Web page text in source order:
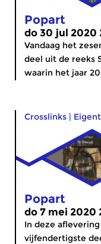
Popart
do 30 jul 2020
Vandaag het
deel uit de reeks
waarin het jaar
Crosslinks |
Popart
do 7 mei 2020
In deze
vijfendertigste